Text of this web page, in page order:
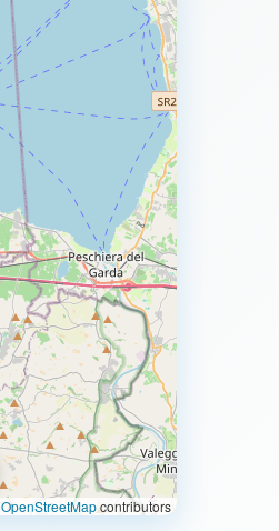
OpenStreetMapcontributors